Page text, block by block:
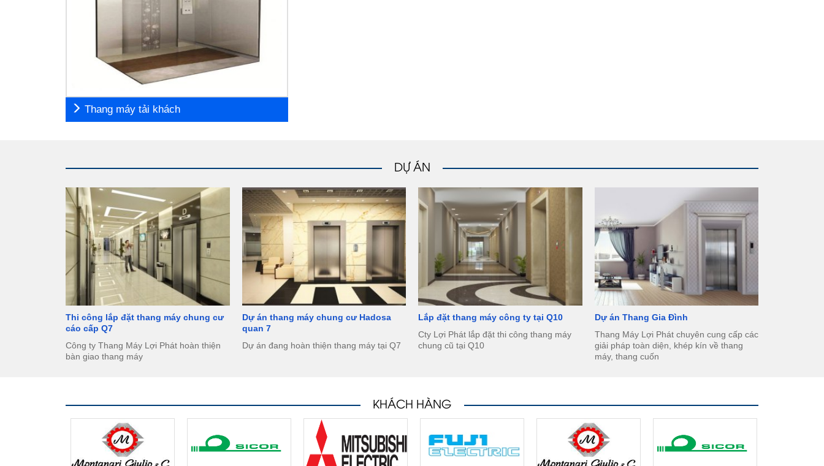
Thang máy tải khách
DỰ ÁN
Thi công lắp đặt thang máy chung cư
cáo cấp Q7
Công ty Thang Máy Lợi Phát hoàn thiện
bàn giao thang máy
Dự án thang máy chung cư Hadosa
quan 7
Dự án đang hoàn thiện thang máy tại Q7
Lắp đặt thang máy công ty tại Q10
Cty Lợi Phát lắp đặt thi công thang máy
chung cũ tại Q10
Dự án Thang Gia Đình
Thang Máy Lợi Phát chuyên cung cấp các
giải pháp toàn diện, khép kín về thang
máy, thang cuốn
KHÁCH HÀNG